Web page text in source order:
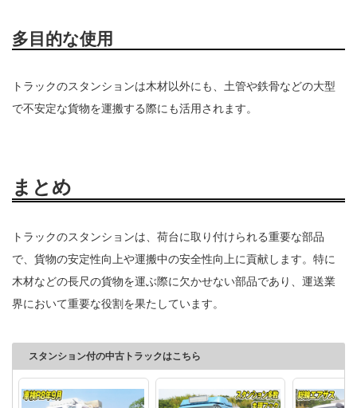
多目的な使用
トラックのスタンションは木材以外にも、土管や鉄骨などの大型
で不安定な貨物を運搬する際にも活用されます。
まとめ
トラックのスタンションは、荷台に取り付けられる重要な部品
で、貨物の安定性向上や運搬中の安全性向上に貢献します。特に
木材などの長尺の貨物を運ぶ際に欠かせない部品であり、運送業
界において重要な役割を果たしています。
スタンション付の中古トラックはこちら